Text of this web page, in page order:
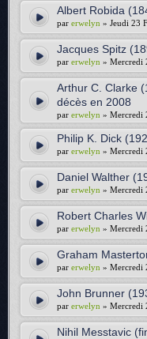
Albert Robida
par erwelyn » Jeudi 23
Jacques Spitz
par erwelyn » Mercredi
Arthur C. Clarke
décès en 2008
par erwelyn » Mercredi
Philip K. Dick
par erwelyn » Mercredi
Daniel Walther
par erwelyn » Mercredi
Robert Charles
par erwelyn » Mercredi
Graham
par erwelyn » Mercredi
John Brunner
par erwelyn » Mercredi
Nihil Messtavic